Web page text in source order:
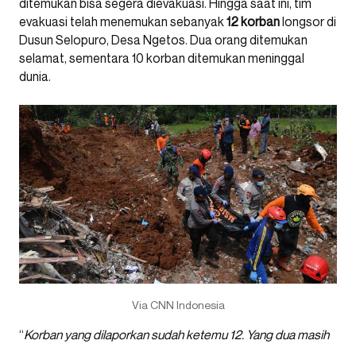
ditemukan bisa segera dievakuasi. Hingga saat ini, tim
evakuasi telah menemukan sebanyak12 korbanlongsor di
Dusun Selopuro, Desa Ngetos. Dua orang ditemukan
selamat, sementara 10 korban ditemukan meninggal
dunia.
Via CNN Indonesia
“Korban yang dilaporkan sudah ketemu 12. Yang dua masih